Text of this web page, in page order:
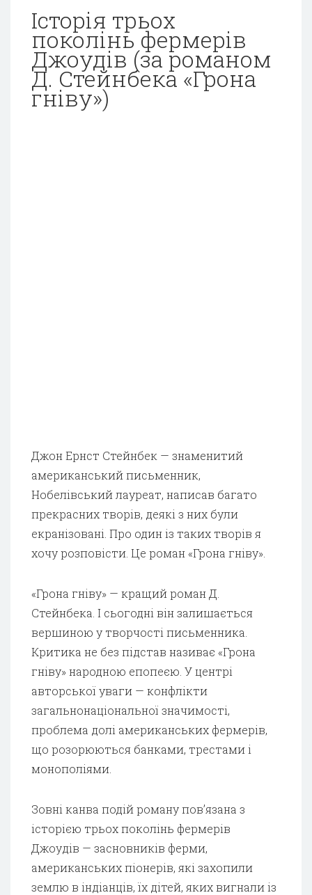
Історія трьох
поколінь фермерів
Джоудів (за романом
Д. Стейнбека «Грона
гніву»)
Джон Ернст Стейнбек — знаменитий
американський письменник,
Нобелівський лауреат, написав багато
прекрасних творів, деякі з них були
екранізовані. Про один із таких творів я
хочу розповісти. Це роман «Грона гніву».
«Грона гніву» — кращий роман Д.
Стейнбека. І сьогодні він залишається
вершиною у творчості письменника.
Критика не без підстав називає «Грона
гніву» народною епопеєю. У центрі
авторської уваги — конфлікти
загальнонаціональної значимості,
проблема долі американських фермерів,
що розорюються банками, трестами і
монополіями.
Зовні канва подій роману пов’язана з
історією трьох поколінь фермерів
Джоудів — засновників ферми,
американських піонерів, які захопили
землю в індіанців, їх дітей, яких вигнали із